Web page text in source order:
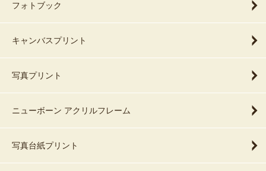
フォトブック
キャンバスプリント
写真プリント
ニューボーン アクリルフレーム
写真台紙プリント